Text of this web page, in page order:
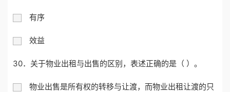
有序
效益
30．关于物业出租与出售的区别，表述正确的是（ ）。
物业出售是所有权的转移与让渡，而物业出租让渡的只